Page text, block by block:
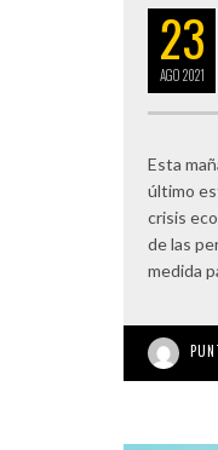
23
AGO2021
Esta
último
crisis
de las
medida